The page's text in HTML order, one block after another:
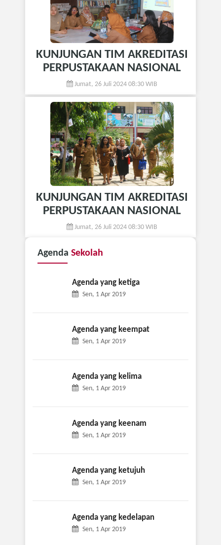
KUNJUNGAN TIM AKREDITASI
PERPUSTAKAAN NASIONAL
Jumat, 26 Juli 2024 08:30 WIB
KUNJUNGAN TIM AKREDITASI
PERPUSTAKAAN NASIONAL
Jumat, 26 Juli 2024 08:30 WIB
Agenda Sekolah
Agenda yang ketiga
Sen, 1 Apr 2019
Agenda yang keempat
Sen, 1 Apr 2019
Agenda yang kelima
Sen, 1 Apr 2019
Agenda yang keenam
Sen, 1 Apr 2019
Agenda yang ketujuh
Sen, 1 Apr 2019
Agenda yang kedelapan
Sen, 1 Apr 2019